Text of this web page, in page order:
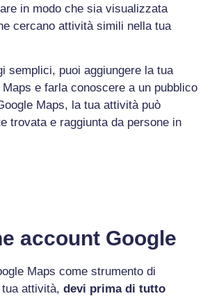
in modo che sia visualizzata
cercano attività simili nella tua
semplici, puoi aggiungere la tua
e farla conoscere a un pubblico
Maps, la tua attività può
trovata e raggiunta da persone in
account Google
Maps come strumento di
attività, devi prima di tutto